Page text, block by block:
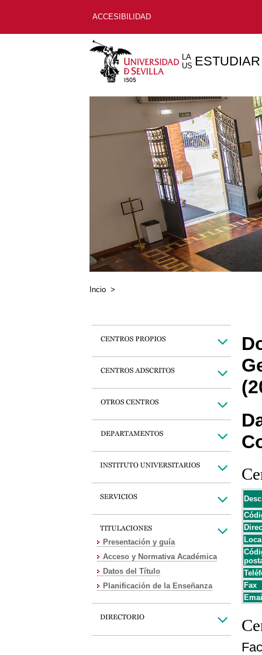
ACCESIBILIDAD
LA
US ESTUDIAR
Incio >
Presentación y guía
Acceso y Normativa Académica
Datos del Título
Planificación de la Enseñanza
Fax